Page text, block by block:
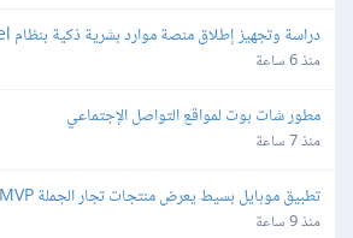
البيع
منذ 6 ساعة
مطور شات بوت لمواقع التواصل الإجتماعي
منذ 7 ساعة
تطبيق موبايل بسيط يعرض منتجات تجار الجملة MVP
منذ 9 ساعة